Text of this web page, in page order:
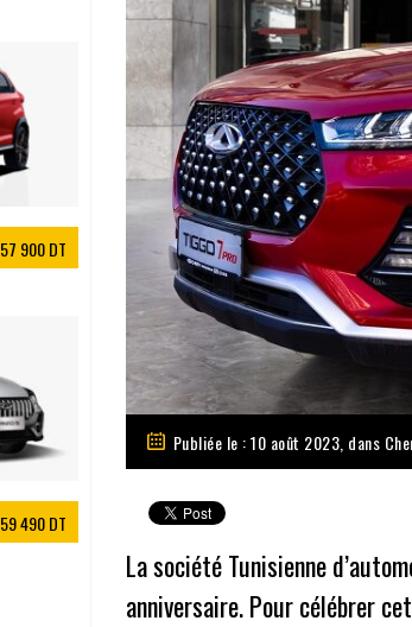
Publiée le : 10 août 2023, dans
La société Tunisienne
anniversaire. Pour célébrer
57 900 DT
59 490 DT